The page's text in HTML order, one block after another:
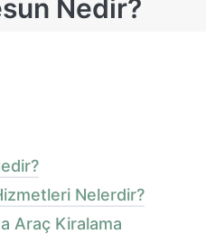
Nedir?
Nelerdir?
Araç Kiralama